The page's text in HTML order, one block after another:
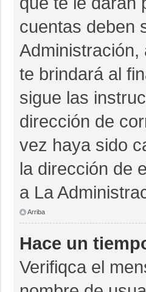
cuentas deben
te brindará al
sigue las
dirección de
vez haya sido
la dirección de
a La
Arriba
Hace un
Verifiqca el